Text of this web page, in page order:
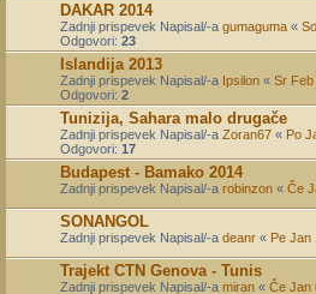
DAKAR 2014
Zadnji prispevek Napisal/-a gumaguma «
Odgovori: 23
Islandija 2013
Zadnji prispevek Napisal/-a Ipsilon « Sr Feb
Odgovori: 2
Tunizija, Sahara malo drugače
Zadnji prispevek Napisal/-a Zoran67 « Po
Odgovori: 17
Budapest - Bamako 2014
Zadnji prispevek Napisal/-a robinzon « Če
SONANGOL
Zadnji prispevek Napisal/-a deanr « Pe Jan
Trajekt CTN Genova - Tunis
Zadnji prispevek Napisal/-a miran « Če Jan